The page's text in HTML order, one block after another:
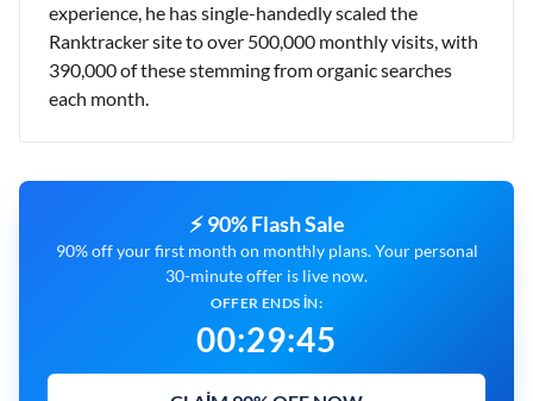
experience, he has single-handedly scaled the
Ranktracker site to over 500,000 monthly visits, with
390,000 of these stemming from organic searches
each month.
⚡ 90% Flash Sale
90% off your first month on monthly plans. Your personal
30-minute offer is live now.
OFFER ENDS IN:
00:29:44